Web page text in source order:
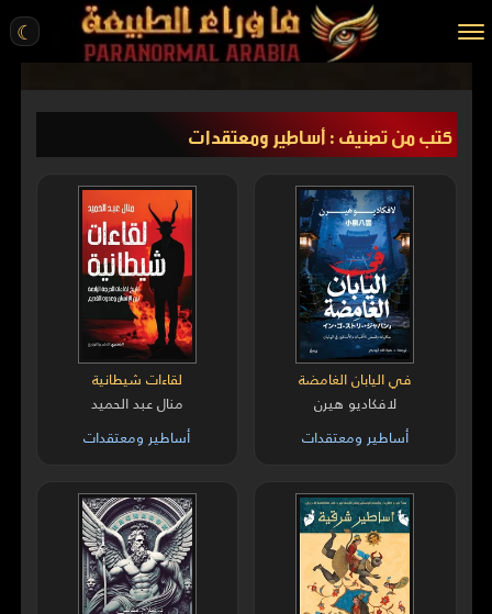
☾
الرئيسية
مقالات
ركن الخيال
كتب من تصنيف : أساطير ومعتقدات
في اليابان الغامضة
لافكاديو هيرن
أساطير ومعتقدات
لقاءات شيطانية
منال عبد الحميد
أساطير ومعتقدات